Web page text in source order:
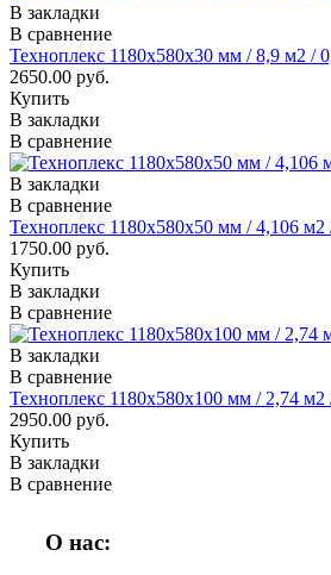
В закладки
В сравнение
Техноплекс 1180х580х30 мм / 8,9 м2 /
2650.00 руб.
Купить
В закладки
В сравнение
В закладки
В сравнение
Техноплекс 1180х580х50 мм / 4,106 м2
1750.00 руб.
Купить
В закладки
В сравнение
В закладки
В сравнение
Техноплекс 1180х580х100 мм / 2,74 м2
2950.00 руб.
Купить
В закладки
В сравнение
О нас: